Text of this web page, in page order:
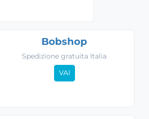
Bobshop
Spedizione gratuita Italia
VAI